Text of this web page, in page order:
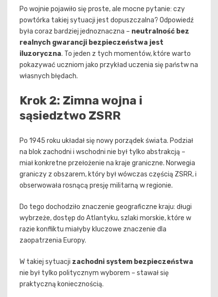
Po wojnie pojawiło się proste, ale mocne pytanie: czy
powtórka takiej sytuacji jest dopuszczalna? Odpowiedź
była coraz bardziej jednoznaczna – neutralność bez
realnych gwarancji bezpieczeństwa jest
iluzoryczna. To jeden z tych momentów, które warto
pokazywać uczniom jako przykład uczenia się państw na
własnych błędach.
Krok 2: Zimna wojna i
sąsiedztwo ZSRR
Po 1945 roku układał się nowy porządek świata. Podział
na blok zachodni i wschodni nie był tylko abstrakcją –
miał konkretne przełożenie na kraje graniczne. Norwegia
graniczy z obszarem, który był wówczas częścią ZSRR, i
obserwowała rosnącą presję militarną w regionie.
Do tego dochodziło znaczenie geograficzne kraju: długi
wybrzeże, dostęp do Atlantyku, szlaki morskie, które w
razie konfliktu miałyby kluczowe znaczenie dla
zaopatrzenia Europy.
W takiej sytuacji zachodni system bezpieczeństwa
nie był tylko politycznym wyborem – stawał się
praktyczną koniecznością.